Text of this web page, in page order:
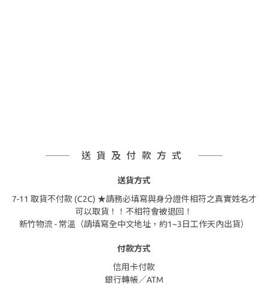
送貨及付款方式
送貨方式
7-11 取貨不付款 (C2C) ★請務必填寫與身分證件相符之真實姓名才
可以取貨！！不相符會被退回！
新竹物流 - 常溫（請填寫全中文地址，約1~3日工作天內出貨）
付款方式
信用卡付款
銀行轉帳／ATM